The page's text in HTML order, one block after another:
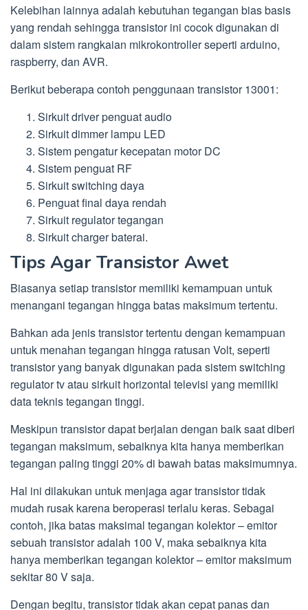
Kelebihan lainnya adalah kebutuhan tegangan bias basis
yang rendah sehingga transistor ini cocok digunakan di
dalam sistem rangkaian mikrokontroller seperti arduino,
raspberry, dan AVR.
Berikut beberapa contoh penggunaan transistor 13001:
Sirkuit driver penguat audio
Sirkuit dimmer lampu LED
Sistem pengatur kecepatan motor DC
Sistem penguat RF
Sirkuit switching daya
Penguat final daya rendah
Sirkuit regulator tegangan
Sirkuit charger baterai.
Tips Agar Transistor Awet
Biasanya setiap transistor memiliki kemampuan untuk
menangani tegangan hingga batas maksimum tertentu.
Bahkan ada jenis transistor tertentu dengan kemampuan
untuk menahan tegangan hingga ratusan Volt, seperti
transistor yang banyak digunakan pada sistem switching
regulator tv atau sirkuit horizontal televisi yang memiliki
data teknis tegangan tinggi.
Meskipun transistor dapat berjalan dengan baik saat diberi
tegangan maksimum, sebaiknya kita hanya memberikan
tegangan paling tinggi 20% di bawah batas maksimumnya.
Hal ini dilakukan untuk menjaga agar transistor tidak
mudah rusak karena beroperasi terlalu keras. Sebagai
contoh, jika batas maksimal tegangan kolektor – emitor
sebuah transistor adalah 100 V, maka sebaiknya kita
hanya memberikan tegangan kolektor – emitor maksimum
sekitar 80 V saja.
Dengan begitu, transistor tidak akan cepat panas dan